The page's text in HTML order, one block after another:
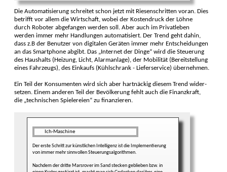
Die Automatisierung schreitet schon jetzt mit Riesen­schritten voran. Dies
betrifft vor allem die Wirtschaft, wobei der Kosten­druck der Löhne
durch Roboter abge­fangen werden soll. Aber auch im Privat­leben
werden immer mehr Hand­lungen auto­mati­siert. Der Trend geht dahin,
dass z.B der Benutzer von digi­talen Geräten immer mehr Ent­scheidungen
an das Smart­phone abgibt. Das „Internet der Dinge“ wird die Steue­rung
des Haus­halts (Heizung, Licht, Alarm­anlage), der Mobili­tät (Bereit­stellung
eines Fahr­zeugs), des Einkaufs (Kühl­schrank - Liefer­service) über­nehmen.
Ein Teil der Konsu­menten wird sich aber hart­näckig diesem Trend wider­
setzen. Einem anderen Teil der Bevöl­kerung fehlt auch die Finanz­kraft,
die „technischen Spielereien“ zu finan­zieren.
Ich-Maschine
Der erste Schritt zur künstli­chen Intelli­genz ist die Imple­mentierung
von immer mehr sinn­vollen Steuerungs­algorithmen.
Nachdem der dritte Mars­rover im Sand stecken ge­blieben bzw. in